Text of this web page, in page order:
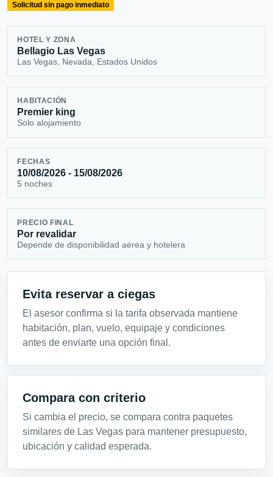
Solicitud sin pago inmediato
HOTEL Y ZONA
Bellagio Las Vegas
Las Vegas, Nevada, Estados Unidos
HABITACIÓN
Premier king
Solo alojamiento
FECHAS
10/08/2026 - 15/08/2026
5 noches
PRECIO FINAL
Por revalidar
Depende de disponibilidad aérea y hotelera
Evita reservar a ciegas
El asesor confirma si la tarifa observada mantiene
habitación, plan, vuelo, equipaje y condiciones
antes de enviarte una opción final.
Compara con criterio
Si cambia el precio, se compara contra paquetes
similares de Las Vegas para mantener presupuesto,
ubicación y calidad esperada.